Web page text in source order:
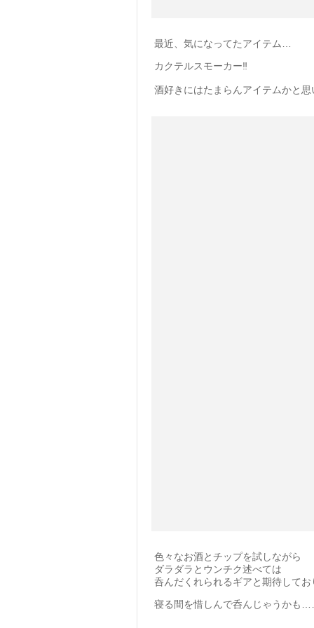
最近、気になってたアイテム…
カクテルスモーカー‼️
酒好きにはたまらんアイテムかと
色々なお酒とチップを試しながら
ダラダラとウンチク述べては
呑んだくれられるギアと期待してお
寝る間を惜しんで呑んじゃうかも